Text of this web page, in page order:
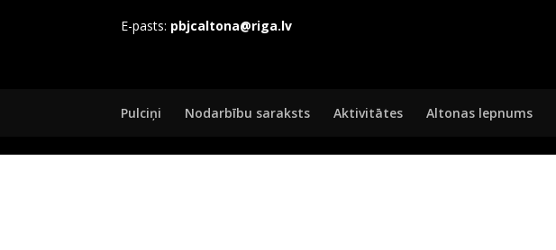
E-pasts: pbjcaltona@riga.lv
Pulciņi Nodarbību saraksts Aktivitātes Altonas lepnums